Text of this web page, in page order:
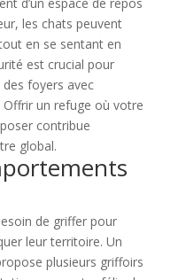
d’un espace de repos
les chats peuvent
en se sentant en
est crucial pour
foyers avec
un refuge où votre
contribue
global.
de griffer pour
leur territoire. Un
plusieurs griffoirs